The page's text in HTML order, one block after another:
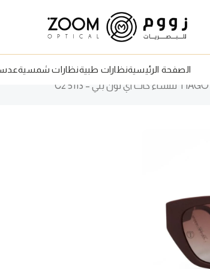
الصفحة الرئيسيةنظارات طبيةنظارات شمسية